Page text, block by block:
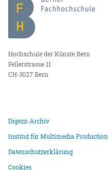
Hochschule der Künste Bern
Fellerstrasse 11
CH-3027 Bern
Digezz-Archiv
Institut für Multimedia Production
Datenschutzerklärung
Cookies